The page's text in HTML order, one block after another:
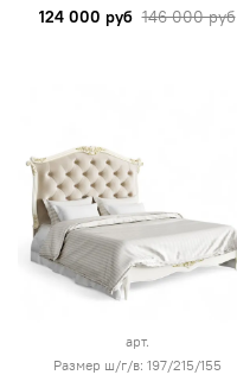
124 000 руб 146 000 руб
арт.
Размер ш/г/в: 197/215/155